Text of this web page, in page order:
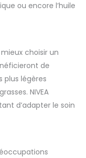
ou encore l’huile
choisir un
de
plus légères
NIVEA
d’adapter le soin